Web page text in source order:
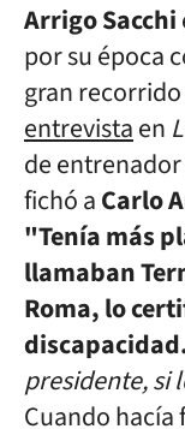
Arrigo Sacchi
por su época
gran
entrevistaen
de
fichó aCarlo
"Tenía más
llamaban
Roma, lo
presidente, si
Cuando